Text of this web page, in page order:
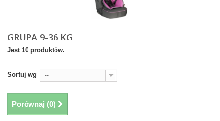
GRUPA 9-36 KG
Jest 10 produktów.
Sortuj wg --
Porównaj (0)